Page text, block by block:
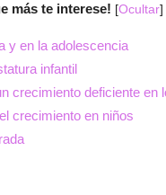
más te interese! [Ocultar]
y en la adolescencia
infantil
crecimiento deficiente en
crecimiento en niños